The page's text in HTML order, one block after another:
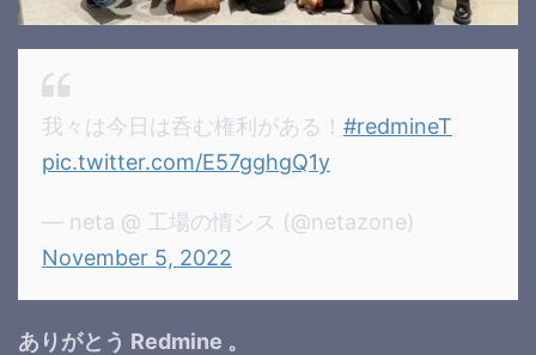
我々は今日は呑む権利がある！ #redmineT
pic.twitter.com/E57gghgQ1y
— neta @ 工場の情シス (@netazone)
November 5, 2022
ありがとう Redmine 。